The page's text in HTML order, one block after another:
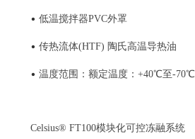
• 低温搅拌器PVC外罩
• 传热流体(HTF) 陶氏高温导热油
• 温度范围：额定温度：+40℃至-70℃
Celsius® FT100模块化可控冻融系统